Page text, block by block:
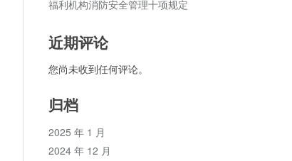
福利机构消防安全管理十项规定
近期评论
您尚未收到任何评论。
归档
2025 年 1 月
2024 年 12 月